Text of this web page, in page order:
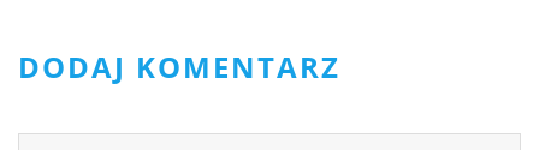
DODAJ KOMENTARZ